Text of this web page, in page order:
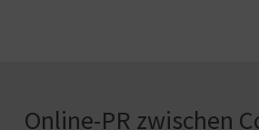
Online-PR zwischen